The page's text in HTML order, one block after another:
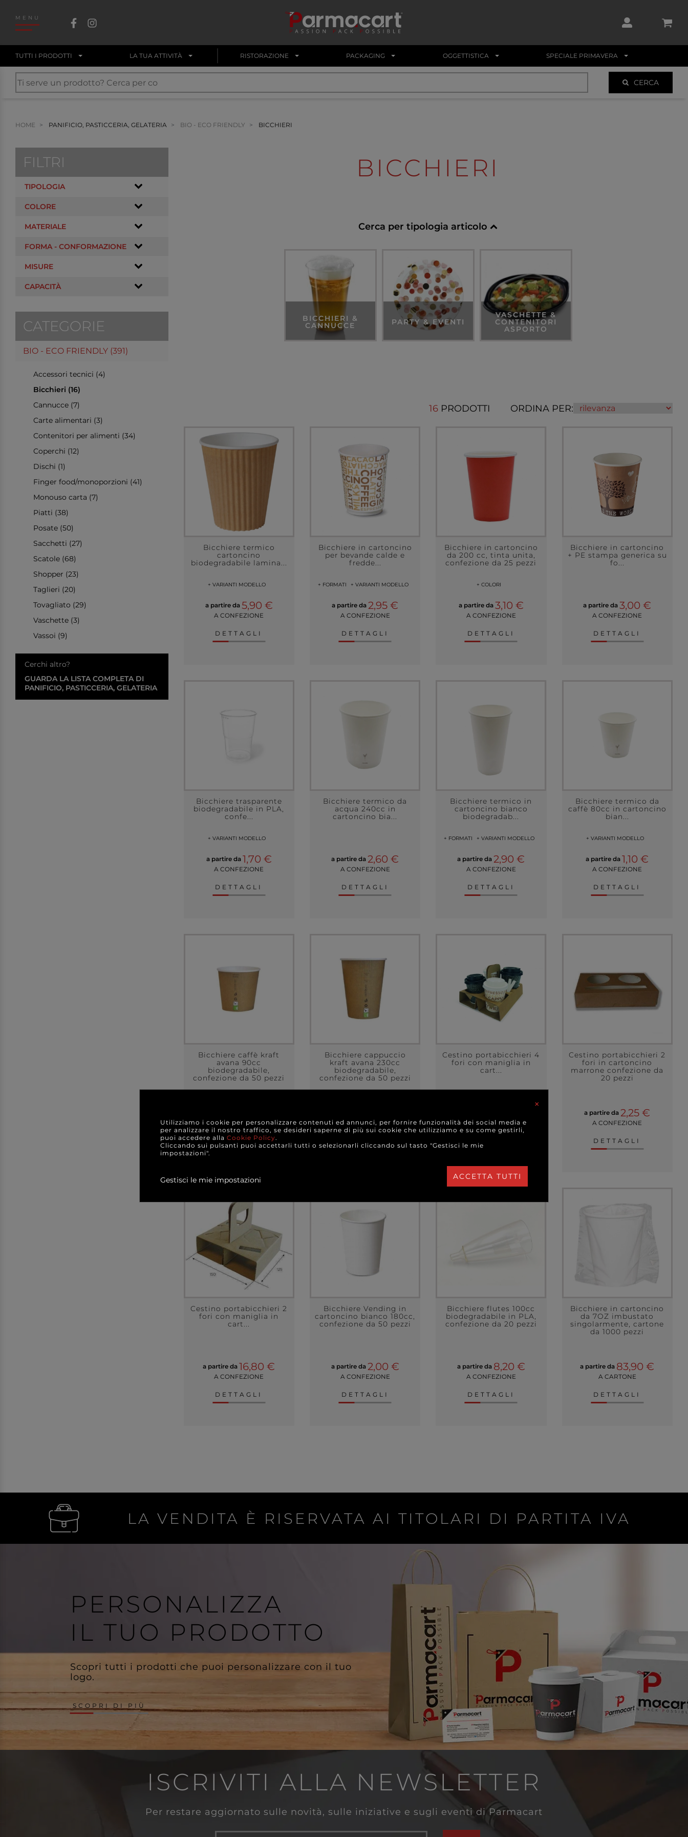
MENU
TUTTI I PRODOTTI LA TUA ATTIVITÀ RISTORAZIONE PACKAGING OGGETTISTICA SPECIALE PRIMAVERA
CERCA
HOME PANIFICIO, PASTICCERIA, GELATERIA BIO - ECO FRIENDLY BICCHIERI
FILTRI
TIPOLOGIA
COLORE
MATERIALE
FORMA - CONFORMAZIONE
MISURE
CAPACITÀ
CATEGORIE
BIO - ECO FRIENDLY (391)
Accessori tecnici (4)
Bicchieri (16)
Cannucce (7)
Carte alimentari (3)
Contenitori per alimenti (34)
Coperchi (12)
Dischi (1)
Finger food/monoporzioni (41)
Monouso carta (7)
Piatti (38)
Posate (50)
Sacchetti (27)
Scatole (68)
Shopper (23)
Taglieri (20)
Tovagliato (29)
Vaschette (3)
Vassoi (9)
Cerchi altro?
GUARDA LA LISTA COMPLETA DI
PANIFICIO, PASTICCERIA, GELATERIA
BICCHIERI
Cerca per tipologia articolo
BICCHIERI &
CANNUCCE PARTY & EVENTI
VASCHETTE &
CONTENITORI
ASPORTO
16 PRODOTTI ORDINA PER:
Bicchiere termico
cartoncino
biodegradabile lamina...
+ VARIANTI MODELLO
a partire da 5,90 €
A CONFEZIONE
DETTAGLI
Bicchiere in cartoncino
per bevande calde e
fredde...
+ FORMATI + VARIANTI MODELLO
a partire da2,95 €
A CONFEZIONE
DETTAGLI
Bicchiere in cartoncino
da 200 cc, tinta unita,
confezione da 25 pezzi
+ COLORI
a partire da 3,10 €
A CONFEZIONE
DETTAGLI
Bicchiere in cartoncino
+ PE stampa generica su
fo...
a partire da 3,00 €
A CONFEZIONE
DETTAGLI
Bicchiere trasparente
biodegradabile in PLA,
confe...
+ VARIANTI MODELLO
a partire da 1,70 €
A CONFEZIONE
DETTAGLI
Bicchiere termico da
acqua 240cc in
cartoncino bia...
a partire da2,60 €
A CONFEZIONE
DETTAGLI
Bicchiere termico in
cartoncino bianco
biodegradab...
+ FORMATI + VARIANTI MODELLO
a partire da2,90 €
A CONFEZIONE
DETTAGLI
Bicchiere termico da
caffè 80cc in cartoncino
bian...
+ VARIANTI MODELLO
a partire da 1,10 €
A CONFEZIONE
DETTAGLI
Bicchiere caffè kraft
avana 90cc
biodegradabile,
confezione da 50 pezzi
A CONFEZIONE
DETTAGLI
Bicchiere cappuccio
kraft avana 230cc
biodegradabile,
confezione da 50 pezzi
A CONFEZIONE
Cestino portabicchieri 4
fori con maniglia in
cart...
A CONFEZIONE
Cestino portabicchieri 2
fori in cartoncino
marrone confezione da
20 pezzi
a partire da2,25 €
A CONFEZIONE
DETTAGLI
Cestino portabicchieri 2
fori con maniglia in
cart...
a partire da 16,80 €
A CONFEZIONE
DETTAGLI
Bicchiere Vending in
cartoncino bianco 180cc,
confezione da 50 pezzi
a partire da 2,00 €
A CONFEZIONE
DETTAGLI
Bicchiere flutes 100cc
biodegradabile in PLA,
confezione da 20 pezzi
a partire da 8,20 €
A CONFEZIONE
DETTAGLI
Bicchiere in cartoncino
da 7OZ imbustato
singolarmente, cartone
da 1000 pezzi
a partire da 83,90 €
A CARTONE
DETTAGLI
LA VENDITA È RISERVATA AI TITOLARI DI PARTITA IVA
PERSONALIZZA
IL TUO PRODOTTO
Scopri tutti i prodotti che puoi personalizzare con il tuo
logo.
SCOPRI DI PIÙ
ISCRIVITI ALLA NEWSLETTER
Per restare aggiornato sulle novità, sulle iniziative e sugli eventi di Parmacart
×
Utilizziamo i cookie per personalizzare contenuti ed annunci, per fornire funzionalità dei social media e
per analizzare il nostro traffico, se desideri saperne di più sui cookie che utilizziamo e su come gestirli,
puoi accedere alla Cookie Policy.
Cliccando sui pulsanti puoi accettarli tutti o selezionarli cliccando sul tasto "Gestisci le mie
impostazioni".
Gestisci le mie impostazioni ACCETTA TUTTI